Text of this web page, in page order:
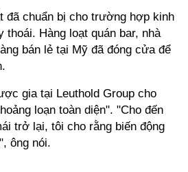
đã chuẩn bị cho trường hợp kinh
thoái. Hàng loạt quán bar, nhà
bán lẻ tại Mỹ đã đóng cửa để
gia tại Leuthold Group cho
loạn toàn diện". "Cho đến
trở lại, tôi cho rằng biến động
ông nói.